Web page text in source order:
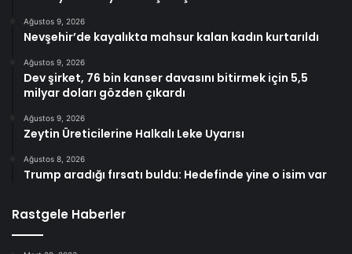
Ağustos 9, 2026
Nevşehir’de kayalıkta mahsur kalan kadın kurtarıldı
Ağustos 9, 2026
Dev şirket, 76 bin kanser davasını bitirmek için 5,5
milyar doları gözden çıkardı
Ağustos 9, 2026
Zeytin Üreticilerine Halkalı Leke Uyarısı
Ağustos 8, 2026
Trump aradığı fırsatı buldu: Hedefinde yine o isim var
Rastgele Haberler